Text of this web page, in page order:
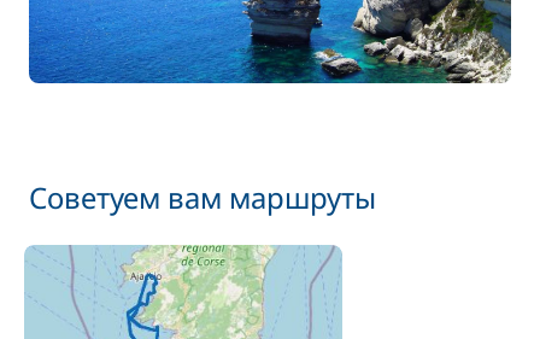
Советуем вам маршруты